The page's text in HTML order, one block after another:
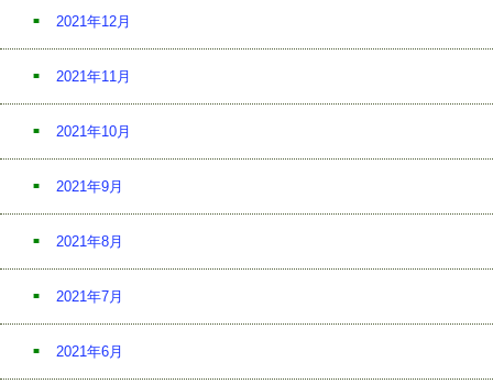
2021年12月
2021年11月
2021年10月
2021年9月
2021年8月
2021年7月
2021年6月